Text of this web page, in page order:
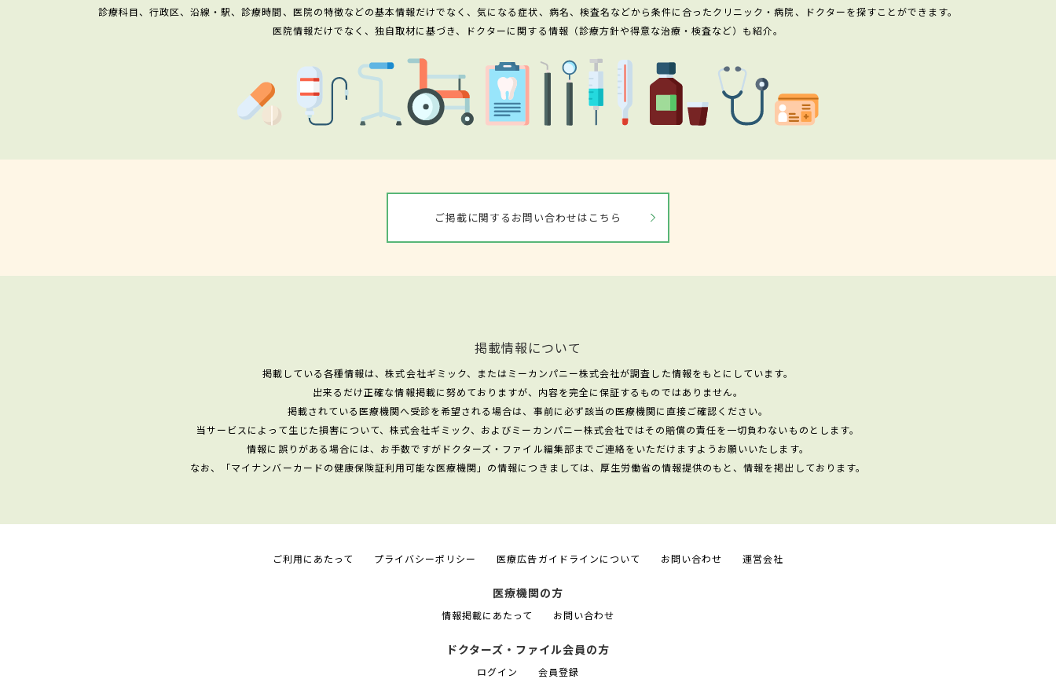
診療科目、行政区、沿線・駅、診療時間、医院の特徴などの基本情報だけでなく、気になる症状、病名、検査名などから条件に合ったクリニック・病院、ドクターを探すことができます。
医院情報だけでなく、独自取材に基づき、ドクターに関する情報（診療方針や得意な治療・検査など）も紹介。
ご掲載に関するお問い合わせはこちら
掲載情報について
掲載している各種情報は、株式会社ギミック、またはミーカンパニー株式会社が調査した情報をもとにしています。
出来るだけ正確な情報掲載に努めておりますが、内容を完全に保証するものではありません。
掲載されている医療機関へ受診を希望される場合は、事前に必ず該当の医療機関に直接ご確認ください。
当サービスによって生じた損害について、株式会社ギミック、およびミーカンパニー株式会社ではその賠償の責任を一切負わないものとします。
情報に誤りがある場合には、お手数ですがドクターズ・ファイル編集部までご連絡をいただけますようお願いいたします。
なお、「マイナンバーカードの健康保険証利用可能な医療機関」の情報につきましては、厚生労働省の情報提供のもと、情報を掲出しております。
ご利用にあたって プライバシーポリシー 医療広告ガイドラインについて お問い合わせ 運営会社
医療機関の方
情報掲載にあたって お問い合わせ
ドクターズ・ファイル会員の方
ログイン 会員登録